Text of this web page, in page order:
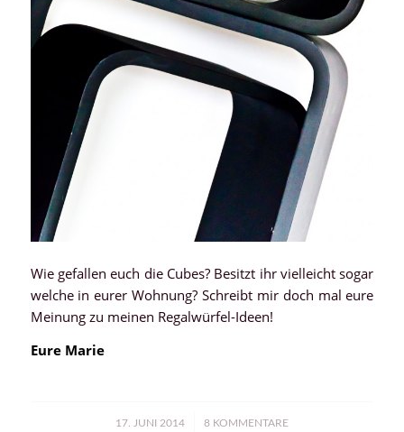
Wie gefallen euch die Cubes? Besitzt ihr vielleicht sogar
welche in eurer Wohnung? Schreibt mir doch mal eure
Meinung zu meinen Regalwürfel-Ideen!
Eure Marie
17. JUNI 2014
/ 8 KOMMENTARE